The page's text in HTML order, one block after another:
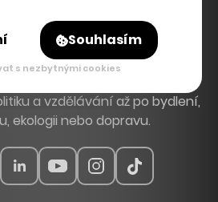
Věnujeme se tématům, která
a vzdělávání až po bydlení,
ekologii nebo dopravu.
Souhlasím
s nezbytnými cookies